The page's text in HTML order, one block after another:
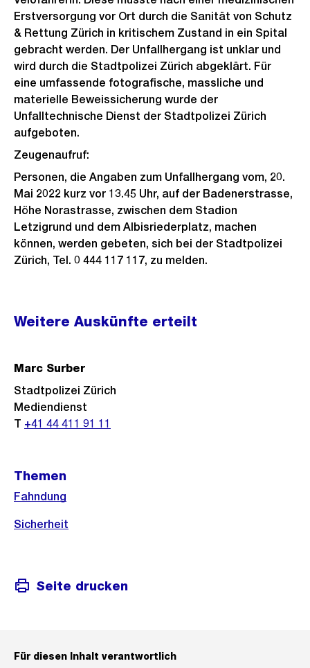
Erstversorgung vor Ort durch die Sanität von Schutz
& Rettung Zürich in kritischem Zustand in ein Spital
gebracht werden. Der Unfallhergang ist unklar und
wird durch die Stadtpolizei Zürich abgeklärt. Für
eine umfassende fotografische, massliche und
materielle Beweissicherung wurde der
Unfalltechnische Dienst der Stadtpolizei Zürich
aufgeboten.
Zeugenaufruf:
Personen, die Angaben zum Unfallhergang vom, 20.
Mai 2022 kurz vor 13.45 Uhr, auf der Badenerstrasse,
Höhe Norastrasse, zwischen dem Stadion
Letzigrund und dem Albisriederplatz, machen
können, werden gebeten, sich bei der Stadtpolizei
Zürich, Tel. 0 444 117 117, zu melden.
Weitere
Informationen
Weitere Auskünfte erteilt
Marc Surber
Stadtpolizei Zürich
Mediendienst
T +41 44 411 91 11
Themen
Fahndung
Sicherheit
Seite drucken
Für diesen Inhalt verantwortlich